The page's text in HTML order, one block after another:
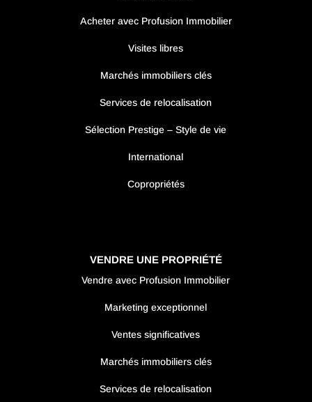
Acheter avec Profusion Immobilier
Visites libres
Marchés immobiliers clés
Services de relocalisation
Sélection Prestige – Style de vie
International
Copropriétés
VENDRE UNE PROPRIÉTÉ
Vendre avec Profusion Immobilier
Marketing exceptionnel
Ventes significatives
Marchés immobiliers clés
Services de relocalisation